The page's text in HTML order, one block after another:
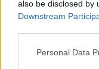
also be disclosed by
Downstream
Please note that
Personal Data
Βασικός κορμός
ντοκιμαντέρ